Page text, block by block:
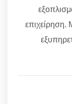
επιχείρηση.